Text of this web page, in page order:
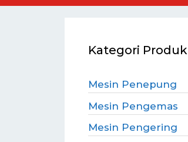
Kategori Produk
Mesin Penepung
Mesin Pengemas
Mesin Pengering